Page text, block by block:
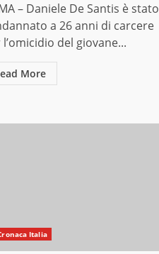
– Daniele De Santis è stato
a 26 anni di carcere
del giovane...
More
Italia